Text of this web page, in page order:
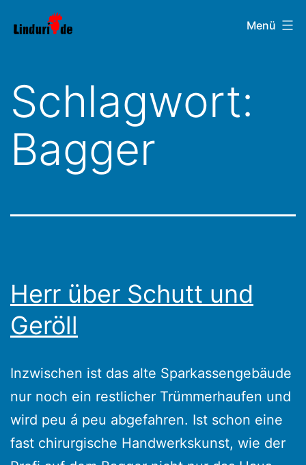
Inhalt
Linduri.de Menü
Schlagwort:
Bagger
Herr über Schutt und
Geröll
Inzwischen ist das alte Sparkassengebäude
nur noch ein restlicher Trümmerhaufen und
wird peu á peu abgefahren. Ist schon eine
fast chirurgische Handwerkskunst, wie der